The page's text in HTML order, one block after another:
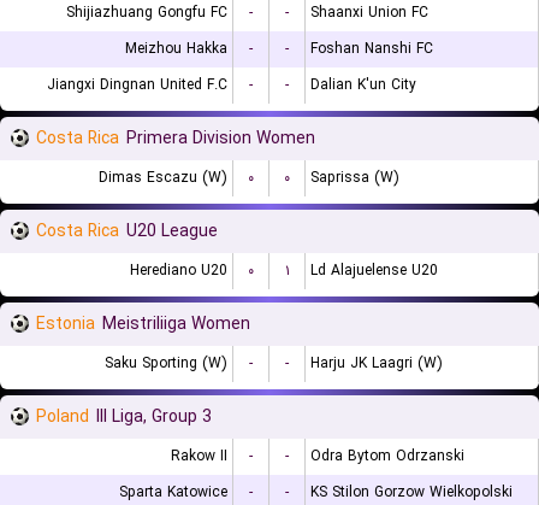
Shijiazhuang Gongfu FC
- -
Shaanxi Union FC
Meizhou Hakka
- -
Foshan Nanshi FC
Jiangxi Dingnan United F.C
- - Dalian K'un City
Costa Rica Primera Division Women
Dimas Escazu (W) ۰ ۰ Saprissa (W)
Costa Rica U20 League
Herediano U20 ۰ ۱ Ld Alajuelense U20
Estonia Meistriliiga Women
Saku Sporting (W) - - Harju JK Laagri (W)
Poland III Liga, Group 3
Rakow II - -
Odra Bytom Odrzanski
Sparta Katowice
- -
KS Stilon Gorzow Wielkopolski